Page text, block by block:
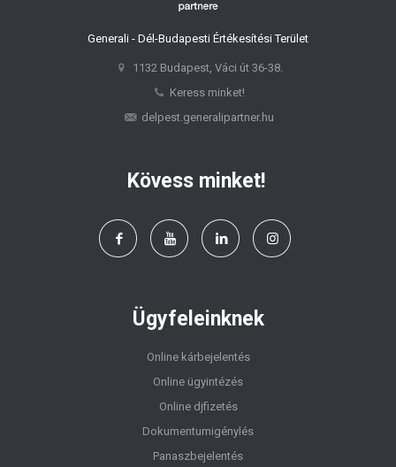
Generali - Dél-Budapesti Értékesítési Terület
1132 Budapest, Váci út 36-38.
Keress minket!
delpest.generalipartner.hu
Kövess minket!
Ügyfeleinknek
Online kárbejelentés
Online ügyintézés
Online djfizetés
Dokumentumigénylés
Panaszbejelentés